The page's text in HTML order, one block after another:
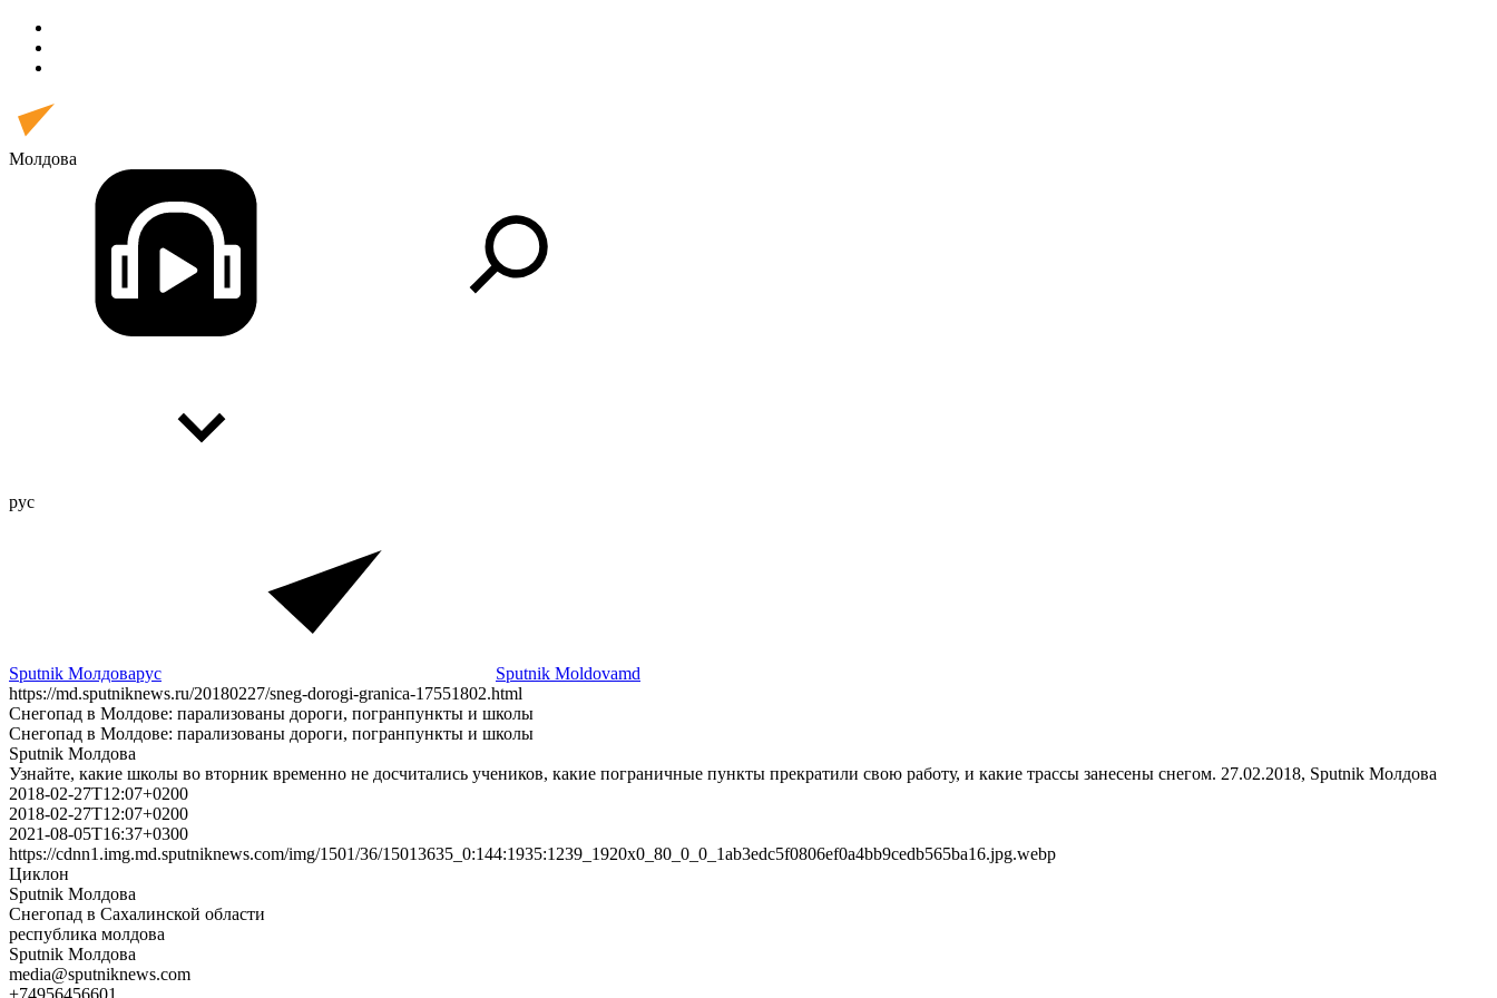
Молдова
рус
Sputnik Молдоварус Sputnik Moldovamd
https://md.sputniknews.ru/20180227/sneg-dorogi-granica-17551802.html
Снегопад в Молдове: парализованы дороги, погранпункты и школы
Снегопад в Молдове: парализованы дороги, погранпункты и школы
Sputnik Молдова
Узнайте, какие школы во вторник временно не досчитались учеников, какие пограничные пункты прекратили свою работу, и какие трассы занесены снегом. 27.02.2018, Sputnik Молдова
2018-02-27T12:07+0200
2018-02-27T12:07+0200
2021-08-05T16:37+0300
https://cdnn1.img.md.sputniknews.com/img/1501/36/15013635_0:144:1935:1239_1920x0_80_0_0_1ab3edc5f0806ef0a4bb9cedb565ba16.jpg.webp
Циклон
Sputnik Молдова
Снегопад в Сахалинской области
республика молдова
Sputnik Молдова
media@sputniknews.com
+74956456601